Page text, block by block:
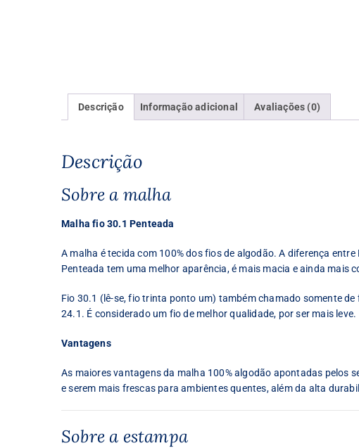
Descrição Informação adicional Avaliações (0)
Descrição
Sobre a malha
Malha fio 30.1 Penteada
A malha é tecida com 100% dos fios de algodão. A diferença
Penteada tem uma melhor aparência, é mais macia e ainda mais
Fio 30.1 (lê-se, fio trinta ponto um) também chamado somente
24.1. É considerado um fio de melhor qualidade, por ser mais leve.
Vantagens
As maiores vantagens da malha 100% algodão apontadas pelos
e serem mais frescas para ambientes quentes, além da alta
Sobre a estampa